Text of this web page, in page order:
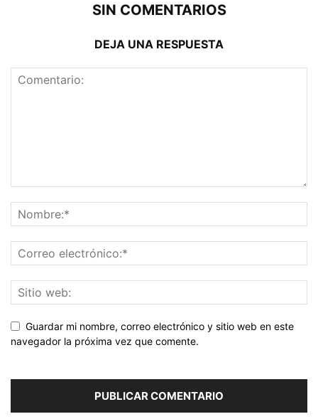
SIN COMENTARIOS
DEJA UNA RESPUESTA
Guardar mi nombre, correo electrónico y sitio web en este
navegador la próxima vez que comente.